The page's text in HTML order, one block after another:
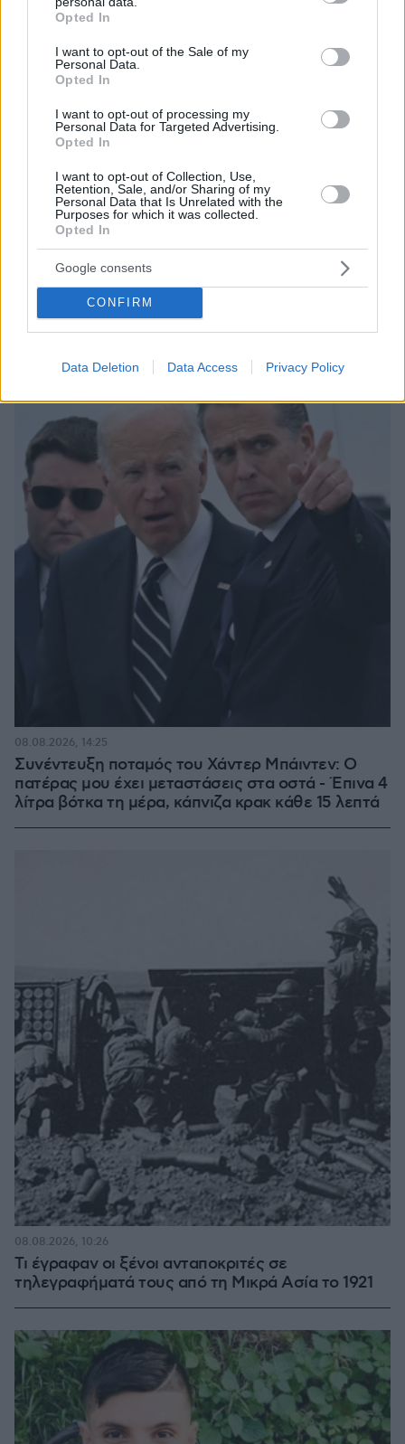
grant or deny consent to Google and its third-party tags to
use your data for below specified purposes in below Google
consent section.
Opted In
I want to opt-out of the Sale of my
Personal Data.
Opted In
I want to opt-out of processing my
Personal Data for Targeted Advertising.
Opted In
I want to opt-out of Collection, Use,
Retention, Sale, and/or Sharing of my
Personal Data that Is Unrelated with the
Purposes for which it was collected.
Opted In
Google consents
CONFIRM
Data Deletion Data Access Privacy Policy
Ένας γιατρός δίνει 5 απλές συμβουλές που χαρίζουν
πριν 31 λεπτά
Αντόνιο Μπαντέρας: Ήξερα ότι δεν θα πέρναγα όλη μου
εκεί, αλλά στην πατρίδα μου
πριν 31 λεπτά
Γιατί τα ταξίδια είναι ένας από τους καλύτερους
τρόπους για να κάνουμε νέες φιλίες
πριν 34 λεπτά
ΔΕΙΤΕ ΟΛΕΣ ΤΙΣ ΕΙΔΗΣΕΙΣ
ΤΑ ΠΙΟ ΔΗΜΟΦΙΛΗ
Συνέντευξη ποταμός του Χάντερ Μπάιντεν: Ο
πατέρας μου έχει μεταστάσεις στα οστά - Έπινα 4
λίτρα βότκα τη μέρα, κάπνιζα κρακ κάθε 15 λεπτά
08.08.2026, 14:25
Τι έγραφαν οι ξένοι ανταποκριτές σε
τηλεγραφήματά τους από τη Μικρά Ασία το 1921
08.08.2026, 10:26